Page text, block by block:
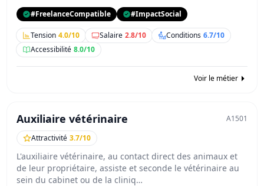
#FreelanceCompatible #ImpactSocial
Tension 4.0/10 Salaire 2.8/10 Conditions 6.7/10
Accessibilité 8.0/10
Voir le métier
Auxiliaire vétérinaire
A1501
Attractivité 3.7/10
L'auxiliaire vétérinaire, au contact direct des animaux et
de leur propriétaire, assiste et seconde le vétérinaire au
sein du cabinet ou de la cliniq…